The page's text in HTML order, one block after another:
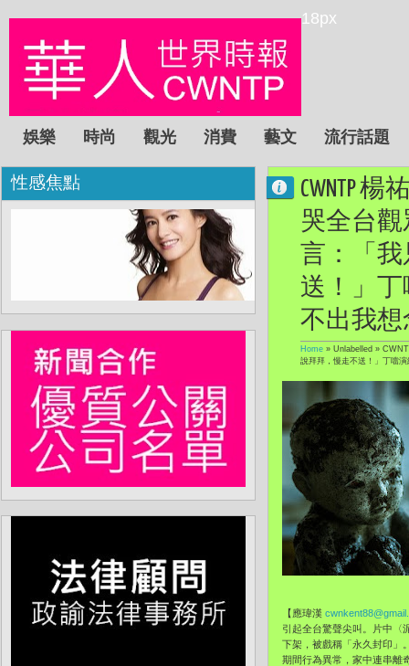
18px
娛樂 時尚 觀光 消費 藝文 流行話題
CWNTP
哭全台
言：「
送！」
不出我想
Home » Unlabelled »
說拜拜，慢走不送！」丁噹
【應瑋漢
引起全台驚聲尖叫。片中〈
下架，被戲稱「永久封印」
期間行為異常，家中連串離
性感焦點